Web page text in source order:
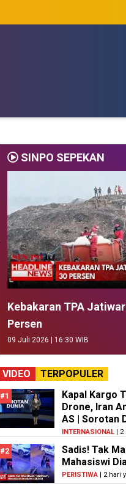
SINPO SEPEKAN
Kebakaran TPA
Persen
09 Juli 2026 | 16:30 WIB
VIDEO TERPOPULER
#1
Kapal Kargo
Drone, Iran
AS | Sorotan
INTERNASIONAL| 2
#2
Sadis! Tak
Mahasiswi
PERISTIWA| 2 hari